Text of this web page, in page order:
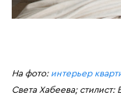
На фото: интерьер
Света Хабеева;